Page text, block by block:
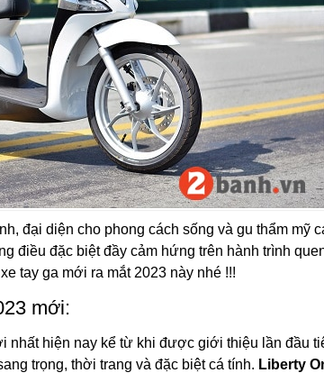
đại diện cho phong cách sống và gu thẩm mỹ
điều đặc biệt đầy cảm hứng trên hành trình
tay ga mới ra mắt 2023 này nhé !!!
mới:
nhất hiện nay kể từ khi được giới thiệu lần đầu
trọng, thời trang và đặc biệt cá tính. Liberty